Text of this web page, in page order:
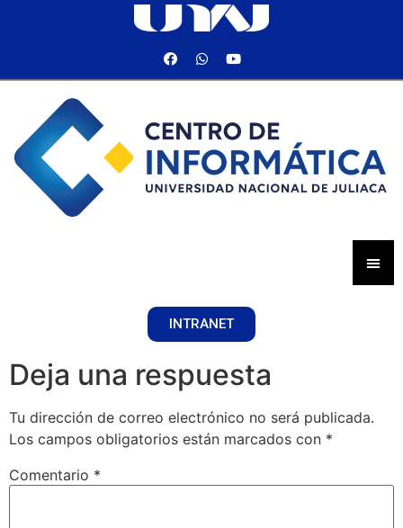
INTRANET
Deja una respuesta
Tu dirección de correo electrónico no será publicada.
Los campos obligatorios están marcados con *
Comentario *